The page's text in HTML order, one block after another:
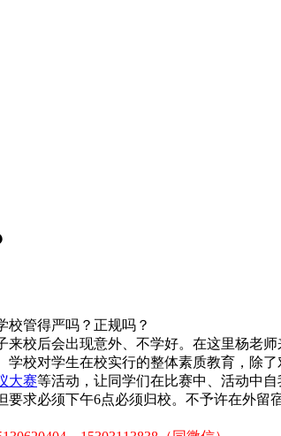
校管得严吗？正规吗？
校后会出现意外、不学好。在这里杨老师
校对学生在校实行的整体素质教育，除
大赛等活动，让同学们在比赛中、活动中自
必须下午6点必须归校。不予许在外留